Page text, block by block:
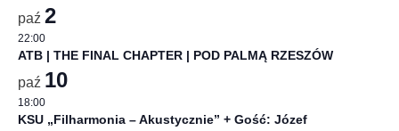
paź 2
22:00
ATB | THE FINAL CHAPTER | POD PALMĄ RZESZÓW
paź 10
18:00
KSU „Filharmonia – Akustycznie” + Gość: Józef